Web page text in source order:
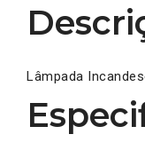
Lâmpada